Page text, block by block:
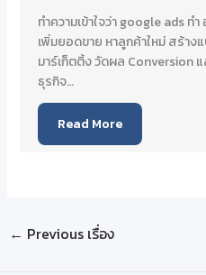
ทำความเข้าใจว่า google ads ทํ
เพิ่มยอดขาย หาลูกค้าใหม่ สร้า
มาร์เก็ตติ้ง วัดผล Conversion
ธุรกิจ…
Read More
← Previous เรื่อง